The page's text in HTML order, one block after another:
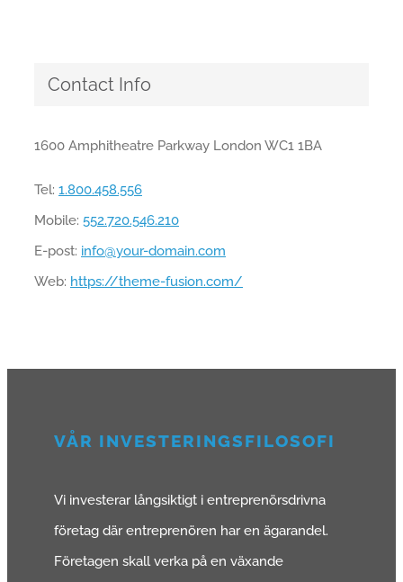
Contact Info
1600 Amphitheatre Parkway London WC1 1BA
Tel: 1.800.458.556
Mobile: 552.720.546.210
E-post: info@your-domain.com
Web: https://theme-fusion.com/
VÅR INVESTERINGSFILOSOFI
Vi investerar långsiktigt i entreprenörsdrivna
företag där entreprenören har en ägarandel.
Företagen skall verka på en växande